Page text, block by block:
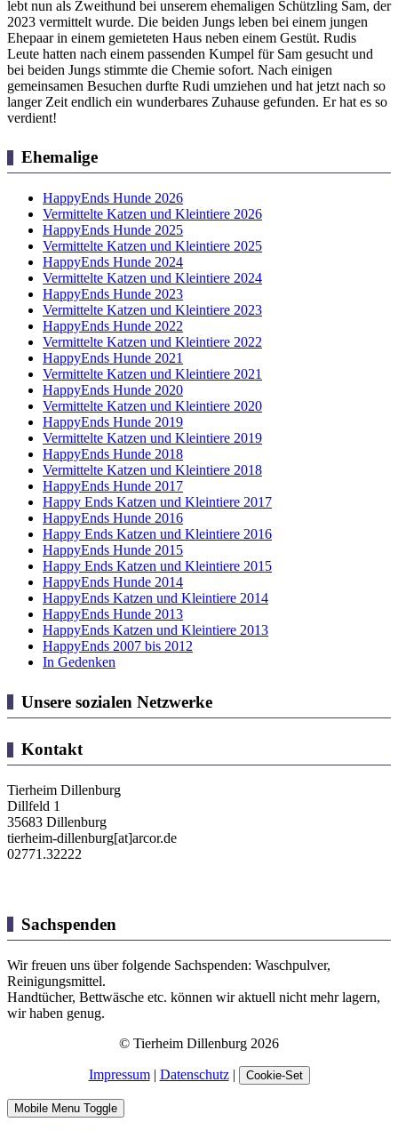
lebt nun als Zweithund bei unserem ehemaligen Schützling Sam, der
2023 vermittelt wurde. Die beiden Jungs leben bei einem jungen
Ehepaar in einem gemieteten Haus neben einem Gestüt. Rudis
Leute hatten nach einem passenden Kumpel für Sam gesucht und
bei beiden Jungs stimmte die Chemie sofort. Nach einigen
gemeinsamen Besuchen durfte Rudi umziehen und hat jetzt nach so
langer Zeit endlich ein wunderbares Zuhause gefunden. Er hat es so
verdient!
Ehemalige
HappyEnds Hunde 2026
Vermittelte Katzen und Kleintiere 2026
HappyEnds Hunde 2025
Vermittelte Katzen und Kleintiere 2025
HappyEnds Hunde 2024
Vermittelte Katzen und Kleintiere 2024
HappyEnds Hunde 2023
Vermittelte Katzen und Kleintiere 2023
HappyEnds Hunde 2022
Vermittelte Katzen und Kleintiere 2022
HappyEnds Hunde 2021
Vermittelte Katzen und Kleintiere 2021
HappyEnds Hunde 2020
Vermittelte Katzen und Kleintiere 2020
HappyEnds Hunde 2019
Vermittelte Katzen und Kleintiere 2019
HappyEnds Hunde 2018
Vermittelte Katzen und Kleintiere 2018
HappyEnds Hunde 2017
Happy Ends Katzen und Kleintiere 2017
HappyEnds Hunde 2016
Happy Ends Katzen und Kleintiere 2016
HappyEnds Hunde 2015
Happy Ends Katzen und Kleintiere 2015
HappyEnds Hunde 2014
HappyEnds Katzen und Kleintiere 2014
HappyEnds Hunde 2013
HappyEnds Katzen und Kleintiere 2013
HappyEnds 2007 bis 2012
In Gedenken
Unsere sozialen Netzwerke
Kontakt
Tierheim Dillenburg
Dillfeld 1
35683 Dillenburg
tierheim-dillenburg[at]arcor.de
02771.32222
Sachspenden
Wir freuen uns über folgende Sachspenden: Waschpulver,
Reinigungsmittel.
Handtücher, Bettwäsche etc. können wir aktuell nicht mehr lagern,
wir haben genug.
© Tierheim Dillenburg 2026
Impressum| Datenschutz| Cookie-Set
Mobile Menu Toggle